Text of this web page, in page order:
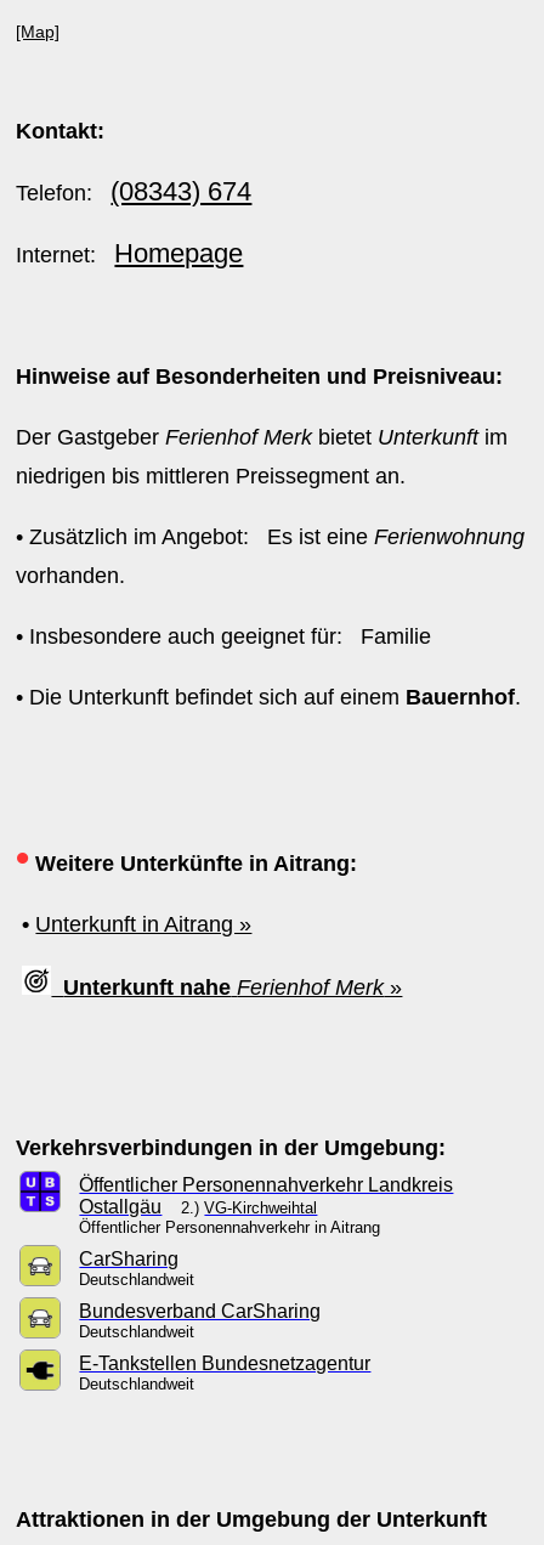
[Map]
Kontakt:
Telefon: (08343) 674
Internet: Homepage
Hinweise auf Besonderheiten und Preisniveau:
Der GastgeberFerienhof Merkbietet Unterkunftim
niedrigen bis mittleren Preissegment an.
• Zusätzlich im Angebot: Es ist eineFerienwohnung
vorhanden.
• Insbesondere auch geeignet für: Familie
• Die Unterkunft befindet sich auf einem Bauernhof.
• Weitere Unterkünfte in Aitrang:
• Unterkunft in Aitrang »
Unterkunft nahe Ferienhof Merk»
Verkehrsverbindungen in der Umgebung:
Öffentlicher Personennahverkehr Landkreis
Ostallgäu
2.)VG-Kirchweihtal
Öffentlicher Personennahverkehr in Aitrang
CarSharing
Deutschlandweit
Bundesverband CarSharing
Deutschlandweit
E-Tankstellen Bundesnetzagentur
Deutschlandweit
Attraktionen in der Umgebung der Unterkunft